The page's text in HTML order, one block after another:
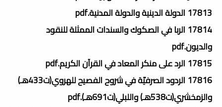
17813 الدولة الدينية والدولة المدنية.pdf
17814 الربا في الصكوك والسندات الممثلة للنقود
والديون.pdf
17815 الرد على منكر المعاد في القرآن الكريم.pdf
17816 الردود الصرفيّة في شروح الفصيح للهروي(ت433هـ)
والزمخشري(ت538هـ) واللبلي(ت691هـ).pdf